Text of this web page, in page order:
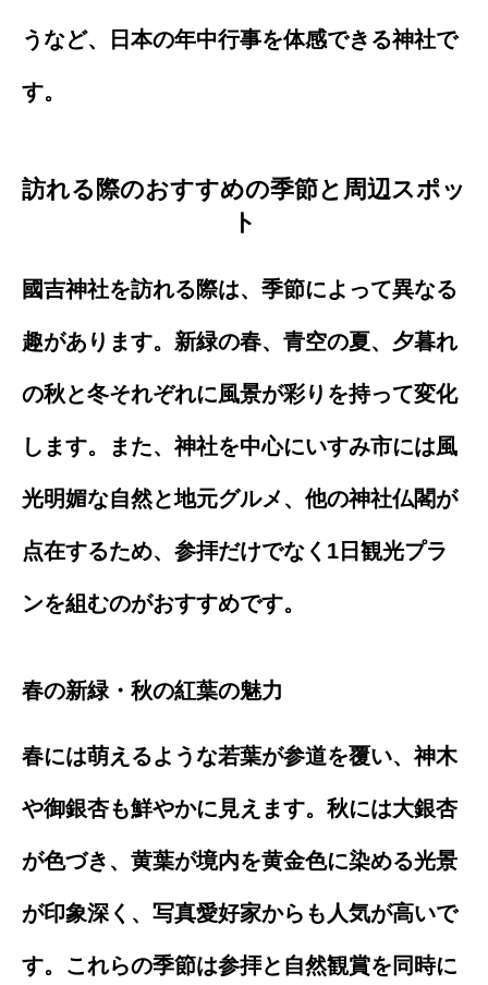
うなど、日本の年中行事を体感できる神社で
す。
訪れる際のおすすめの季節と周辺スポッ
ト
國吉神社を訪れる際は、季節によって異なる
趣があります。新緑の春、青空の夏、夕暮れ
の秋と冬それぞれに風景が彩りを持って変化
します。また、神社を中心にいすみ市には風
光明媚な自然と地元グルメ、他の神社仏閣が
点在するため、参拝だけでなく1日観光プラ
ンを組むのがおすすめです。
春の新緑・秋の紅葉の魅力
春には萌えるような若葉が参道を覆い、神木
や御銀杏も鮮やかに見えます。秋には大銀杏
が色づき、黄葉が境内を黄金色に染める光景
が印象深く、写真愛好家からも人気が高いで
す。これらの季節は参拝と自然観賞を同時に